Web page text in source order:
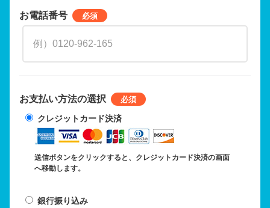
お電話番号
お支払い方法の選択
クレジットカード決済
送信ボタンをクリックすると、クレジットカード決済の画面
へ移動します。
銀行振り込み